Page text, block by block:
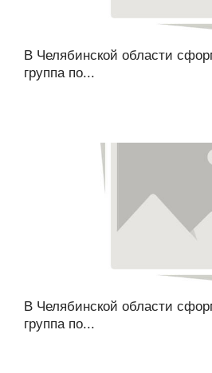
В Челябинской области
группа по...
В Челябинской области
группа по...